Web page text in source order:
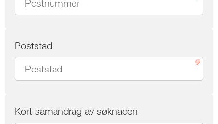
Poststad
Kort samandrag av søknaden